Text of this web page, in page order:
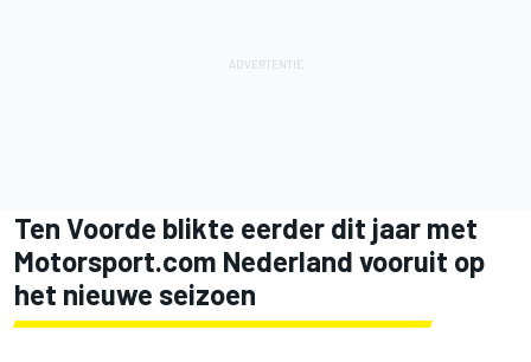
Ten Voorde blikte eerder dit jaar met
Motorsport.com Nederland vooruit op
het nieuwe seizoen